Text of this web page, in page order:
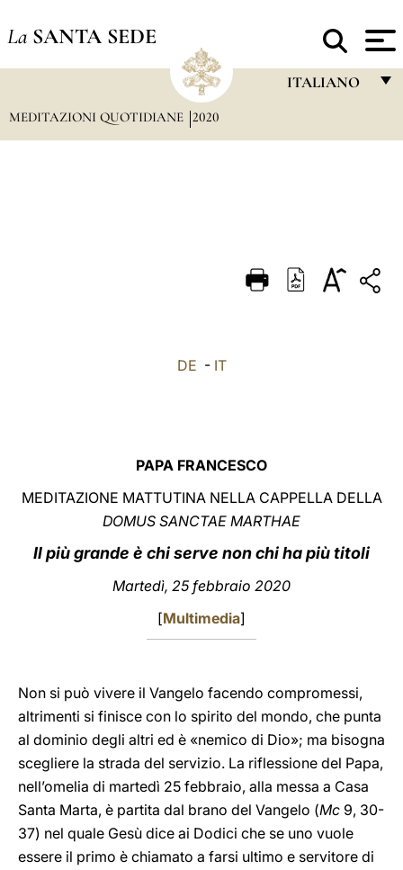
La SANTA SEDE
ITALIANO
DEUTSCH
MEDITAZIONI QUOTIDIANE 2020
DE - IT
PAPA FRANCESCO
MEDITAZIONE MATTUTINA NELLA CAPPELLA DELLA
DOMUS SANCTAE MARTHAE
Il più grande è chi serve non chi ha più titoli
Martedì, 25 febbraio 2020
[Multimedia]
Non si può vivere il Vangelo facendo compromessi,
altrimenti si finisce con lo spirito del mondo, che punta
al dominio degli altri ed è «nemico di Dio»; ma bisogna
scegliere la strada del servizio. La riflessione del Papa,
nell’omelia di martedì 25 febbraio, alla messa a Casa
Santa Marta, è partita dal brano del Vangelo (Mc 9, 30-
37) nel quale Gesù dice ai Dodici che se uno vuole
essere il primo è chiamato a farsi ultimo e servitore di